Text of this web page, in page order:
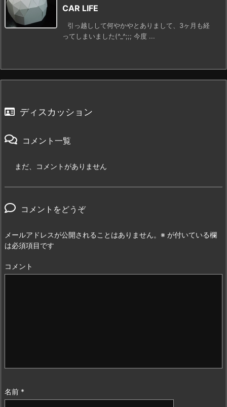
CAR LIFE
引っ越しして何やかやとありまして、3ヶ月も経
ってしまいました(^_^;;; 今度 ...
ディスカッション
コメント一覧
まだ、コメントがありません
コメントをどうぞ
メールアドレスが公開されることはありません。 ※ が付いている欄
は必須項目です
コメント
名前 *